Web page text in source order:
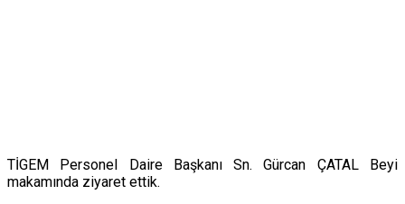
TİGEM Personel Daire Başkanı Sn. Gürcan ÇATAL Beyi
makamında ziyaret ettik.